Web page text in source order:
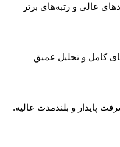
عالی و رتبه‌های برتر
کامل و تحلیل عمیق
پایدار و بلندمدت عالیه.